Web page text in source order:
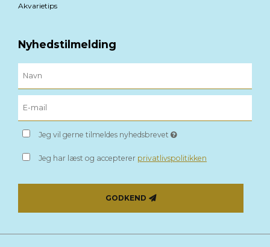
Akvarietips
Nyhedstilmelding
Jeg vil gerne tilmeldes nyhedsbrevet
Jeg har læst og accepterer privatlivspolitikken
GODKEND